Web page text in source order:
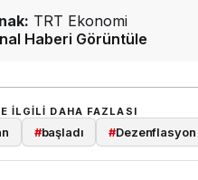
TRT Ekonomi
Haberi Görüntüle
ILGILI DAHA FAZLASI
#başladı #Dezenflasyon